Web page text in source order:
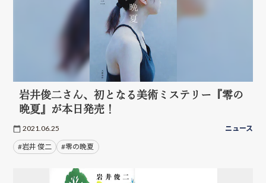
岩井俊二さん、初となる美術ミステリー『零の
晩夏』が本日発売！
2021.06.25 ニュース
#岩井 俊二 #零の晩夏